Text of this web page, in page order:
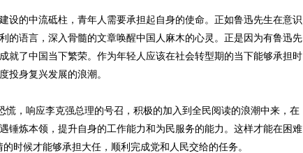
的中流砥柱，青年人需要承担起自身的使命。正如鲁迅先生在意识
的语言，深入骨髓的文章唤醒中国人麻木的心灵。正是因为有鲁迅先
就了中国当下繁荣。作为年轻人应该在社会转型期的当下能够承担时
投身复兴发展的浪潮。
，响应李克强总理的号召，积极的加入到全民阅读的浪潮中来，在
锤炼本领，提升自身的工作能力和为民服务的能力。这样才能在困难
时候才能够承担大任，顺利完成党和人民交给的任务。